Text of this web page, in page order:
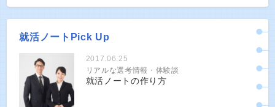
就活ノートPick Up
2017.06.25
リアルな選考情報・体験談
就活ノートの作り方